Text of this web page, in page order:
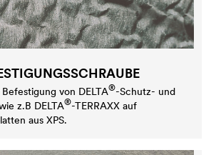
von DELTA®-Schutz- und
z.B DELTA®-TERRAXX auf
aus XPS.